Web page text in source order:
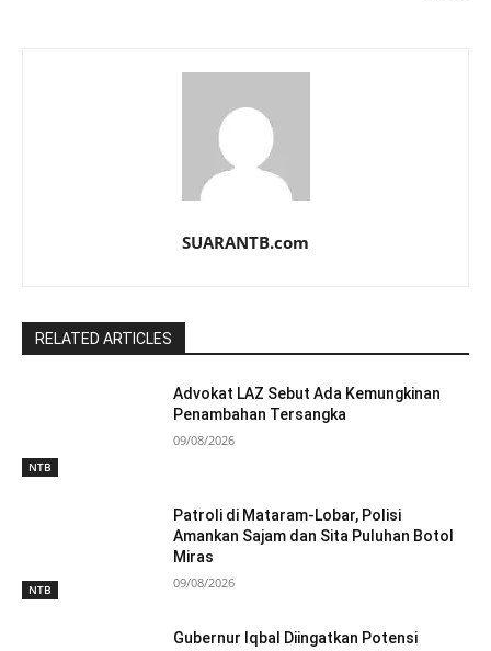
SUARANTB.com
RELATED ARTICLES
NTB
Advokat LAZ Sebut Ada Kemungkinan
Penambahan Tersangka
09/08/2026
NTB
Patroli di Mataram-Lobar, Polisi
Amankan Sajam dan Sita Puluhan Botol
Miras
09/08/2026
Gubernur Iqbal Diingatkan Potensi